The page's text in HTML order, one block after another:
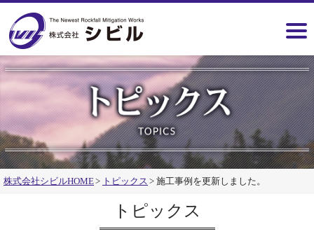
株式会社シビルHOME トピックス 施工事例を更新しました。
トピックス